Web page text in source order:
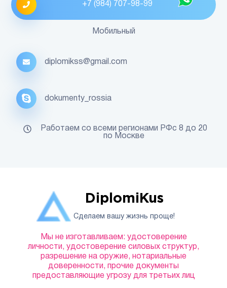
DiplomiKus
Сделаем вашу жизнь проще!
Мы не изготавливаем: удостоверение
личности, удостоверение силовых структур,
разрешение на оружие, нотариальные
доверенности, прочие документы
предоставляющие угрозу для третьих лиц
+7 (984) 707-98-99
Мобильный
diplomikss@gmail.com
dokumenty_rossia
Работаем со всеми регионами РФс 8 до 20
по Москве